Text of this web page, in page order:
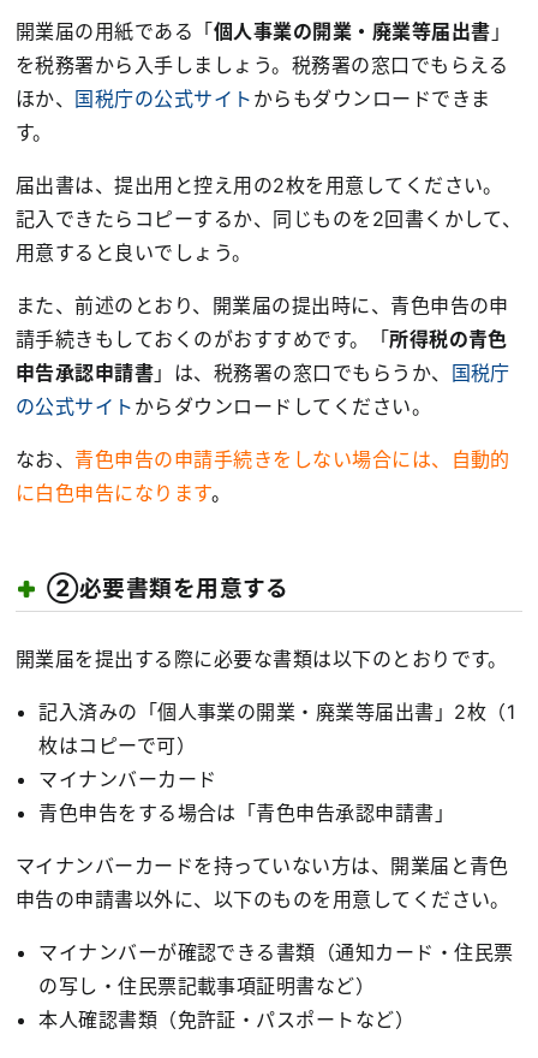
開業届の用紙である「個人事業の開業・廃業等届出書 」
を税務署から入手しましょう。税務署の窓口でもらえる
ほか、 国税庁の公式サイト からもダウンロードできま
す。
届出書は、提出用と控え用の2枚を用意してください。
記入できたらコピーするか、同じものを2回書くかして、
用意すると良いでしょう。
また、前述のとおり、開業届の提出時に、青色申告の申
請手続きもしておくのがおすすめです。「所得税の青色
申告承認申請書 」は、税務署の窓口でもらうか、
国税庁
の公式サイト からダウンロードしてください。
なお、 青色申告の申請手続きをしない場合には、自動的
に白色申告になります。
②必要書類を用意する
開業届を提出する際に必要な書類は以下のとおりです。
記入済みの「個人事業の開業・廃業等届出書」2枚（1
枚はコピーで可）
マイナンバーカード
青色申告をする場合は「青色申告承認申請書」
マイナンバーカードを持っていない方は、開業届と青色
申告の申請書以外に、以下のものを用意してください。
マイナンバーが確認できる書類（通知カード・住民票
の写し・住民票記載事項証明書など）
本人確認書類（免許証・パスポートなど）